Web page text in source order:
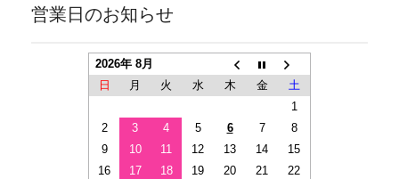
営業日のお知らせ
2026年 8月
日
月 火 水 木 金
土
1
2
3 4 5 6 7
8
9
10 11 12 13 14
15
16
17 18 19 20 21
22